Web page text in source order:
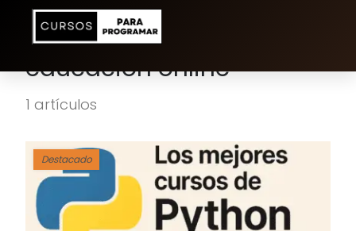
educación online
1 artículos
Destacado